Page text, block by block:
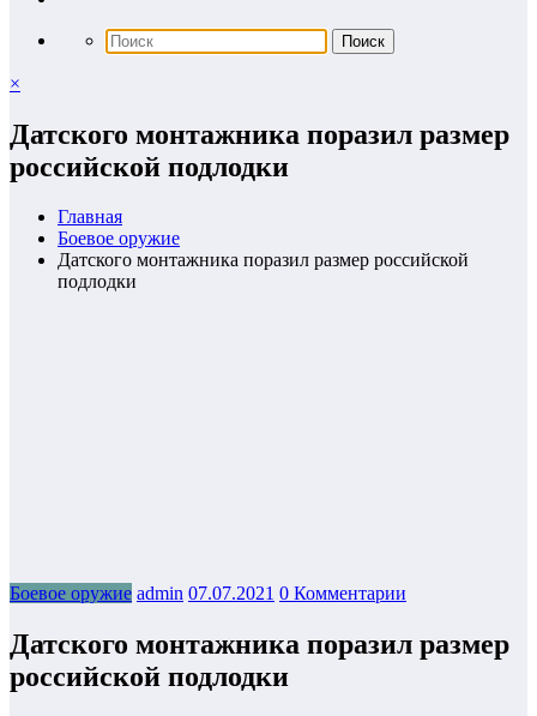
×
Датского монтажника поразил размер
российской подлодки
Главная
Боевое оружие
Датского монтажника поразил размер российской
подлодки
Боевое оружие admin 07.07.2021 0 Комментарии
Датского монтажника поразил размер
российской подлодки